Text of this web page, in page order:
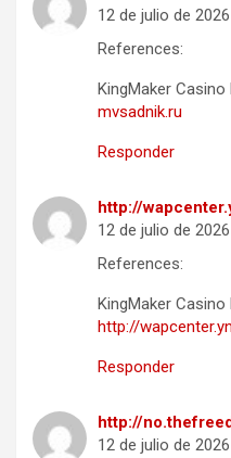
12 de julio de
References:
KingMaker Casino
mvsadnik.ru
Responder
http://
12 de julio de
References:
KingMaker
http://
Responder
http://
12 de julio de